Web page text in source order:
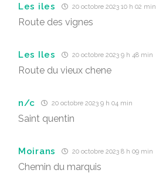
Les iles 20 octobre 2023 10 h 02 min
Route des vignes
Les Iles 20 octobre 2023 9 h 48 min
Route du vieux chene
n/c 20 octobre 2023 9 h 04 min
Saint quentin
Moirans 20 octobre 2023 8 h 09 min
Chemin du marquis